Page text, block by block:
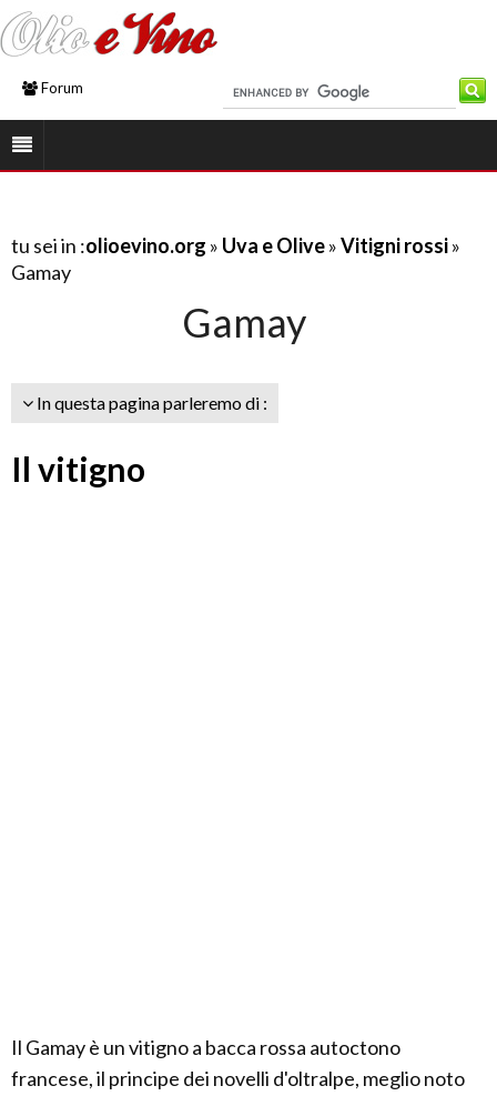
Forum
tu sei in :olioevino.org » Uva e Olive»Vitigni rossi»
Gamay
Gamay
In questa pagina parleremo di :
Il vitigno
Il Gamay è un vitigno a bacca rossa autoctono
francese, il principe dei novelli d'oltralpe, meglio noto